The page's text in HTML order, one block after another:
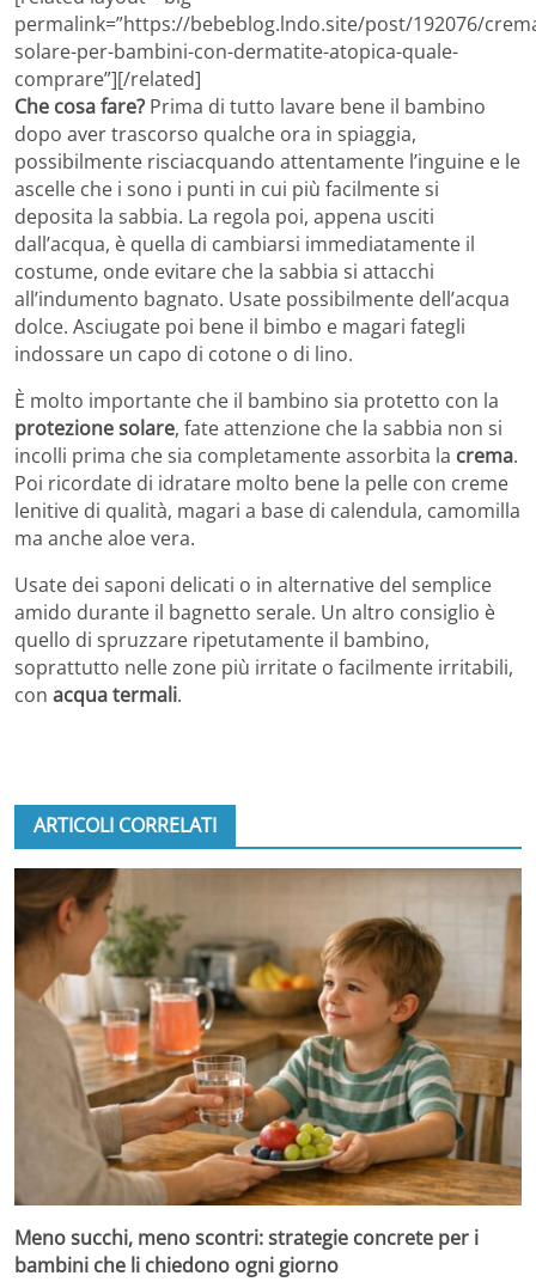
permalink=”https://bebeblog.lndo.site/post/192076/
solare-per-bambini-con-dermatite-atopica-quale-
comprare”][/related]
Che cosa fare? Prima di tutto lavare bene il bambino
dopo aver trascorso qualche ora in spiaggia,
possibilmente risciacquando attentamente l’inguine e le
ascelle che i sono i punti in cui più facilmente si
deposita la sabbia. La regola poi, appena usciti
dall’acqua, è quella di cambiarsi immediatamente il
costume, onde evitare che la sabbia si attacchi
all’indumento bagnato. Usate possibilmente dell’acqua
dolce. Asciugate poi bene il bimbo e magari fategli
indossare un capo di cotone o di lino.
È molto importante che il bambino sia protetto con la
protezione solare, fate attenzione che la sabbia non si
incolli prima che sia completamente assorbita la crema.
Poi ricordate di idratare molto bene la pelle con creme
lenitive di qualità, magari a base di calendula, camomilla
ma anche aloe vera.
Usate dei saponi delicati o in alternative del semplice
amido durante il bagnetto serale. Un altro consiglio è
quello di spruzzare ripetutamente il bambino,
soprattutto nelle zone più irritate o facilmente irritabili,
con acqua termali.
ARTICOLI CORRELATI
Meno succhi, meno scontri: strategie concrete per i
bambini che li chiedono ogni giorno